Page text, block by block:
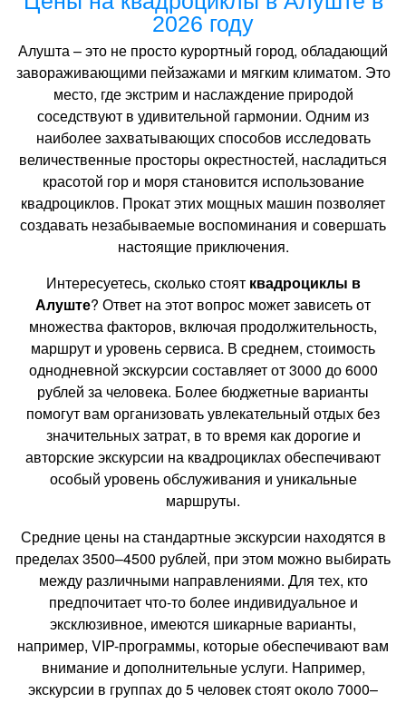
2026 году
Алушта – это не просто курортный город, обладающий
завораживающими пейзажами и мягким климатом. Это
место, где экстрим и наслаждение природой
соседствуют в удивительной гармонии. Одним из
наиболее захватывающих способов исследовать
величественные просторы окрестностей, насладиться
красотой гор и моря становится использование
квадроциклов. Прокат этих мощных машин позволяет
создавать незабываемые воспоминания и совершать
настоящие приключения.
Интересуетесь, сколько стоят квадроциклы в
Алуште? Ответ на этот вопрос может зависеть от
множества факторов, включая продолжительность,
маршрут и уровень сервиса. В среднем, стоимость
однодневной экскурсии составляет от 3000 до 6000
рублей за человека. Более бюджетные варианты
помогут вам организовать увлекательный отдых без
значительных затрат, в то время как дорогие и
авторские экскурсии на квадроциклах обеспечивают
особый уровень обслуживания и уникальные
маршруты.
Средние цены на стандартные экскурсии находятся в
пределах 3500–4500 рублей, при этом можно выбирать
между различными направлениями. Для тех, кто
предпочитает что-то более индивидуальное и
эксклюзивное, имеются шикарные варианты,
например, VIP-программы, которые обеспечивают вам
внимание и дополнительные услуги. Например,
экскурсии в группах до 5 человек стоят около 7000–